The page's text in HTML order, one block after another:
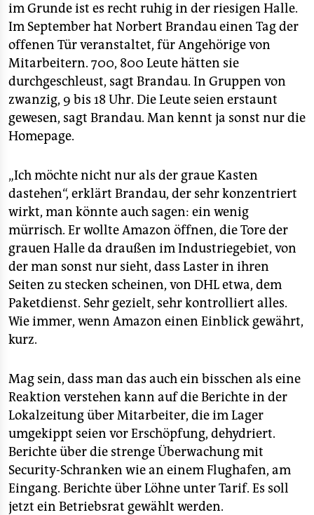
im Grunde ist es recht ruhig in der riesigen Halle.
Im September hat Norbert Brandau einen Tag der
offenen Tür veranstaltet, für Angehörige von
Mitarbeitern. 700, 800 Leute hätten sie
durchgeschleust, sagt Brandau. In Gruppen von
zwanzig, 9 bis 18 Uhr. Die Leute seien erstaunt
gewesen, sagt Brandau. Man kennt ja sonst nur die
Homepage.
„Ich möchte nicht nur als der graue Kasten
dastehen“, erklärt Brandau, der sehr konzentriert
wirkt, man könnte auch sagen: ein wenig
mürrisch. Er wollte Amazon öffnen, die Tore der
grauen Halle da draußen im Industriegebiet, von
der man sonst nur sieht, dass Laster in ihren
Seiten zu stecken scheinen, von DHL etwa, dem
Paketdienst. Sehr gezielt, sehr kontrolliert alles.
Wie immer, wenn Amazon einen Einblick gewährt,
kurz.
Mag sein, dass man das auch ein bisschen als eine
Reaktion verstehen kann auf die Berichte in der
Lokalzeitung über Mitarbeiter, die im Lager
umgekippt seien vor Erschöpfung, dehydriert.
Berichte über die strenge Überwachung mit
Security-Schranken wie an einem Flughafen, am
Eingang. Berichte über Löhne unter Tarif. Es soll
jetzt ein Betriebsrat gewählt werden.